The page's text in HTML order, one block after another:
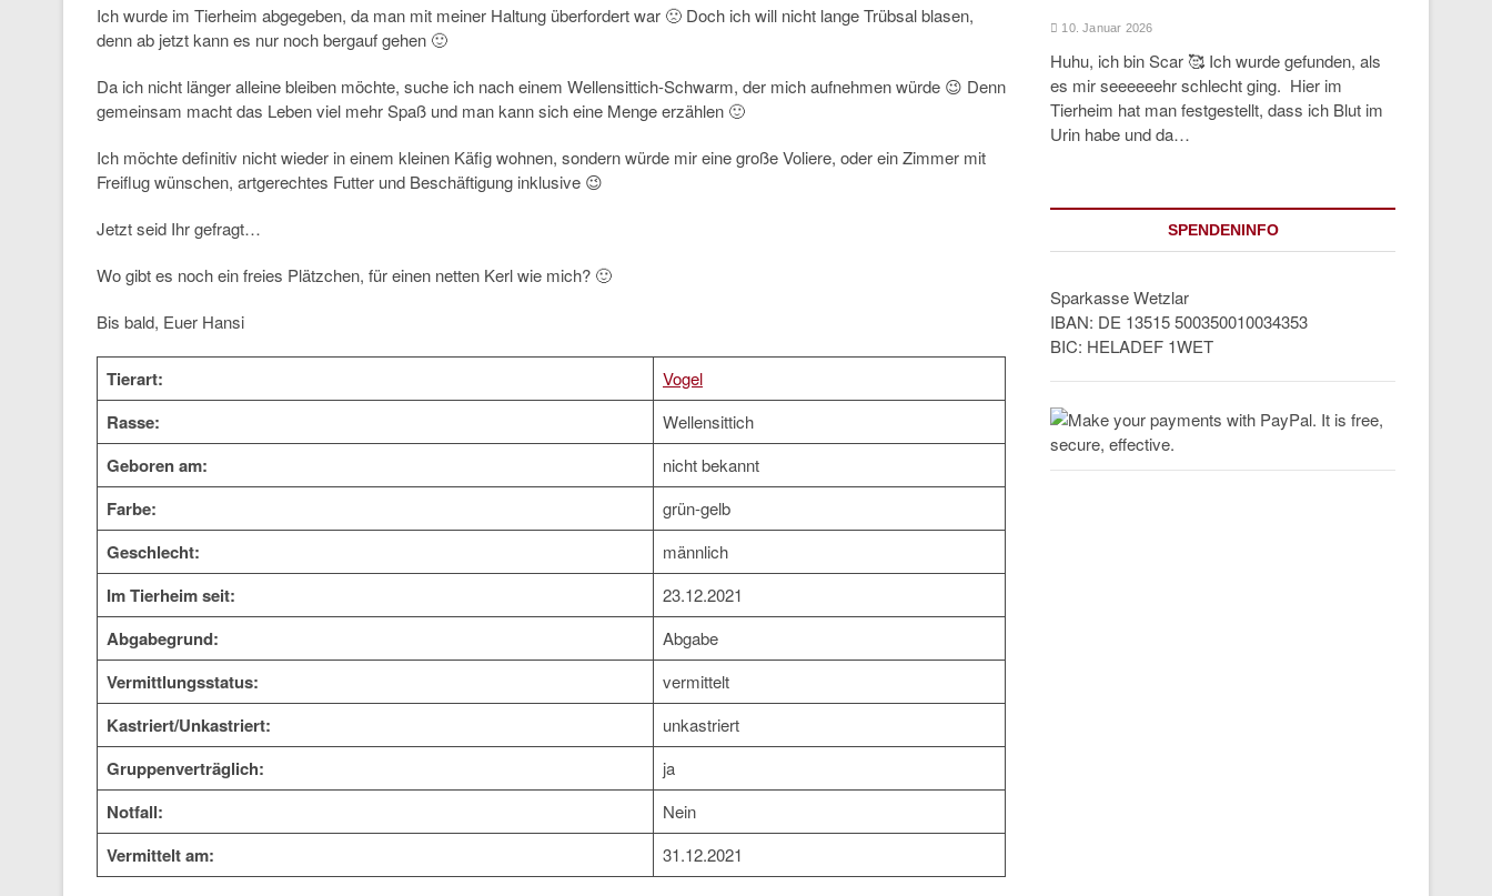
Ich wurde im Tierheim abgegeben, da man mit meiner Haltung überfordert war 🙁 Doch ich will nicht lange Trübsal blasen,
denn ab jetzt kann es nur noch bergauf gehen 🙂
Da ich nicht länger alleine bleiben möchte, suche ich nach einem Wellensittich-Schwarm, der mich aufnehmen würde 😉 Denn
gemeinsam macht das Leben viel mehr Spaß und man kann sich eine Menge erzählen 🙂
Ich möchte definitiv nicht wieder in einem kleinen Käfig wohnen, sondern würde mir eine große Voliere, oder ein Zimmer mit
Freiflug wünschen, artgerechtes Futter und Beschäftigung inklusive 😉
Jetzt seid Ihr gefragt…
Wo gibt es noch ein freies Plätzchen, für einen netten Kerl wie mich? 🙂
Bis bald, Euer Hansi
Tierart: Vogel
Rasse: Wellensittich
Geboren am: nicht bekannt
Farbe: grün-gelb
Geschlecht: männlich
Im Tierheim seit: 23.12.2021
Abgabegrund: Abgabe
Vermittlungsstatus: vermittelt
Kastriert/Unkastriert: unkastriert
Gruppenverträglich: ja
Notfall: Nein
Vermittelt am: 31.12.2021
10. Januar 2026
Huhu, ich bin Scar 🥰 Ich wurde gefunden, als
es mir seeeeeehr schlecht ging. Hier im
Tierheim hat man festgestellt, dass ich Blut im
Urin habe und da…
SPENDENINFO
Sparkasse Wetzlar
IBAN: DE 13515 500350010034353
BIC: HELADEF 1WET